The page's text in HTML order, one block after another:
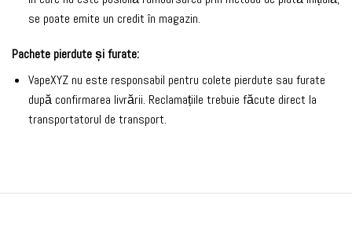
se poate emite un credit în magazin.
Pachete pierdute și furate:
VapeXYZ nu este responsabil pentru colete pierdute sau furate
după confirmarea livrării. Reclamațiile trebuie făcute direct la
transportatorul de transport.